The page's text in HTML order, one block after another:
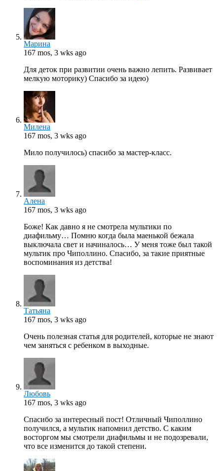
Марина
167 mos, 3 wks ago
Для деток при развитии очень важно лепить. Развивает
мелкую моторику) Спасибо за идею)
Милена
167 mos, 3 wks ago
Мило получилось) спасибо за мастер-класс.
Алена
167 mos, 3 wks ago
Боже! Как давно я не смотрела мультики по
диафильму… Помню когда была маенькой бежала
выключала свет и начиналось… У меня тоже был такой
мультик про Чиполлино. Спасибо, за такие приятные
воспоминания из детства!
Татьяна
167 mos, 3 wks ago
Очень полезная статья для родителей, которые не знают
чем заняться с ребенком в выходные.
Любовь
167 mos, 3 wks ago
Спасибо за интересный пост! Отличный Чиполлино
получился, а мультик напомнил детство. С каким
восторгом мы смотрели диафильмы и не подозревали,
что все изменится до такой степени.